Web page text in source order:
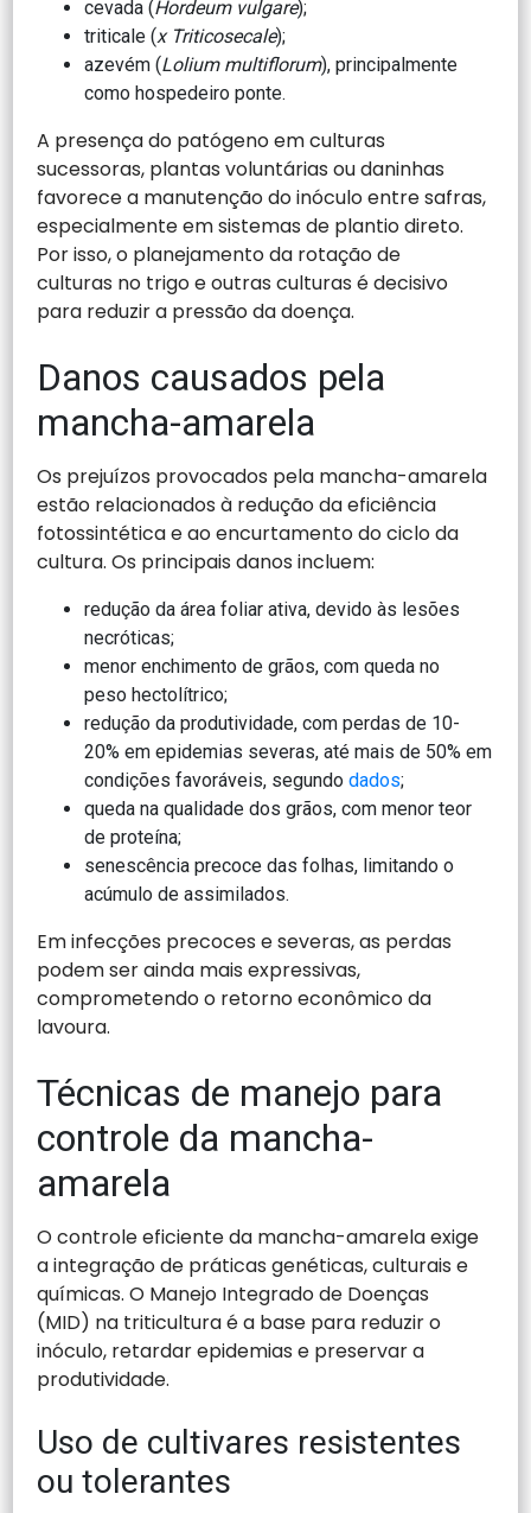
cevada (Hordeum vulgare);
triticale (x Triticosecale);
azevém (Lolium multiflorum), principalmente
como hospedeiro ponte.
A presença do patógeno em culturas
sucessoras, plantas voluntárias ou daninhas
favorece a manutenção do inóculo entre safras,
especialmente em sistemas de plantio direto.
Por isso, o planejamento da rotação de
culturas no trigo e outras culturas é decisivo
para reduzir a pressão da doença.
Danos causados pela
mancha-amarela
Os prejuízos provocados pela mancha-amarela
estão relacionados à redução da eficiência
fotossintética e ao encurtamento do ciclo da
cultura. Os principais danos incluem:
redução da área foliar ativa, devido às lesões
necróticas;
menor enchimento de grãos, com queda no
peso hectolítrico;
redução da produtividade, com perdas de 10-
20% em epidemias severas, até mais de 50% em
condições favoráveis, segundodados;
queda na qualidade dos grãos, com menor teor
de proteína;
senescência precoce das folhas, limitando o
acúmulo de assimilados.
Em infecções precoces e severas, as perdas
podem ser ainda mais expressivas,
comprometendo o retorno econômico da
lavoura.
Técnicas de manejo para
controle da mancha-
amarela
O controle eficiente da mancha-amarela exige
a integração de práticas genéticas, culturais e
químicas. O Manejo Integrado de Doenças
(MID) na triticultura é a base para reduzir o
inóculo, retardar epidemias e preservar a
produtividade.
Uso de cultivares resistentes
ou tolerantes